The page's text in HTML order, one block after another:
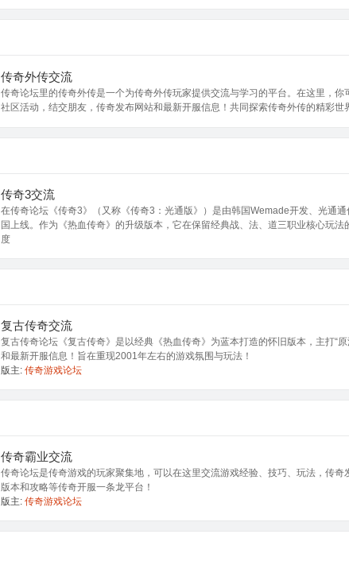
传奇外传交流
传奇论坛里的传奇外传是一个为传奇外传玩家提供交流与学习的平台。在这里，
社区活动，结交朋友，传奇发布网站和最新开服信息！共同探索传奇外传的精彩世
传奇3交流
在传奇论坛《传奇3》（又称《传奇3：光通版》）是由韩国Wemade开发、光通
国上线。作为《热血传奇》的升级版本，它在保留经典战、法、道三职业核心玩
度
复古传奇交流
复古传奇论坛《复古传奇》是以经典《热血传奇》为蓝本打造的怀旧版本，主打“
和最新开服信息！旨在重现2001年左右的游戏氛围与玩法！
版主: 传奇游戏论坛
传奇霸业交流
传奇论坛是传奇游戏的玩家聚集地，可以在这里交流游戏经验、技巧、玩法，传
版本和攻略等传奇开服一条龙平台！
版主: 传奇游戏论坛